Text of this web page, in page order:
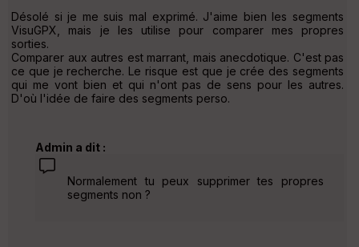
Désolé si je me suis mal exprimé. J'aime bien les segments
VisuGPX, mais je les utilise pour comparer mes propres
sorties.
Comparer aux autres est marrant, mais anecdotique. C'est pas
ce que je recherche. Le risque est que je crée des segments
qui me vont bien et qui n'ont pas de sens pour les autres.
D'où l'idée de faire des segments perso.
Admin a dit :
Normalement tu peux supprimer tes propres
segments non ?